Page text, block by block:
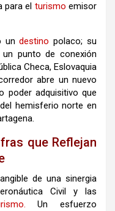
el turismo emisor
undestino polaco; su
punto de conexión
Checa, Eslovaquia
abre un nuevo
poder adquisitivo que
hemisferio norte en
que Reflejan
de una sinergia
Civil y las
Un esfuerzo